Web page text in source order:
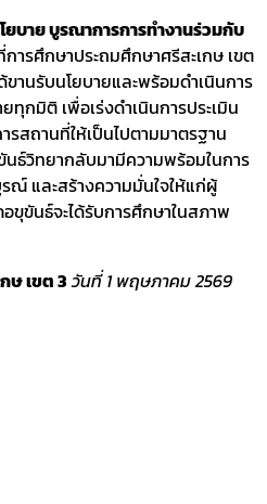
ยบาย บูรณาการการทำงานร่วมกับ
ารศึกษาประถมศึกษาศรีสะเกษ เขต
านรับนโยบายและพร้อมดำเนินการ
ทุกมิติ เพื่อเร่งดำเนินการประเมิน
สถานที่ให้เป็นไปตามมาตรฐาน
นธ์วิทยากลับมามีความพร้อมในการ
ณ์ และสร้างความมั่นใจให้แก่ผู้
ขุขันธ์จะได้รับการศึกษาในสภาพ
ษ เขต 3 วันที่ 1 พฤษภาคม 2569